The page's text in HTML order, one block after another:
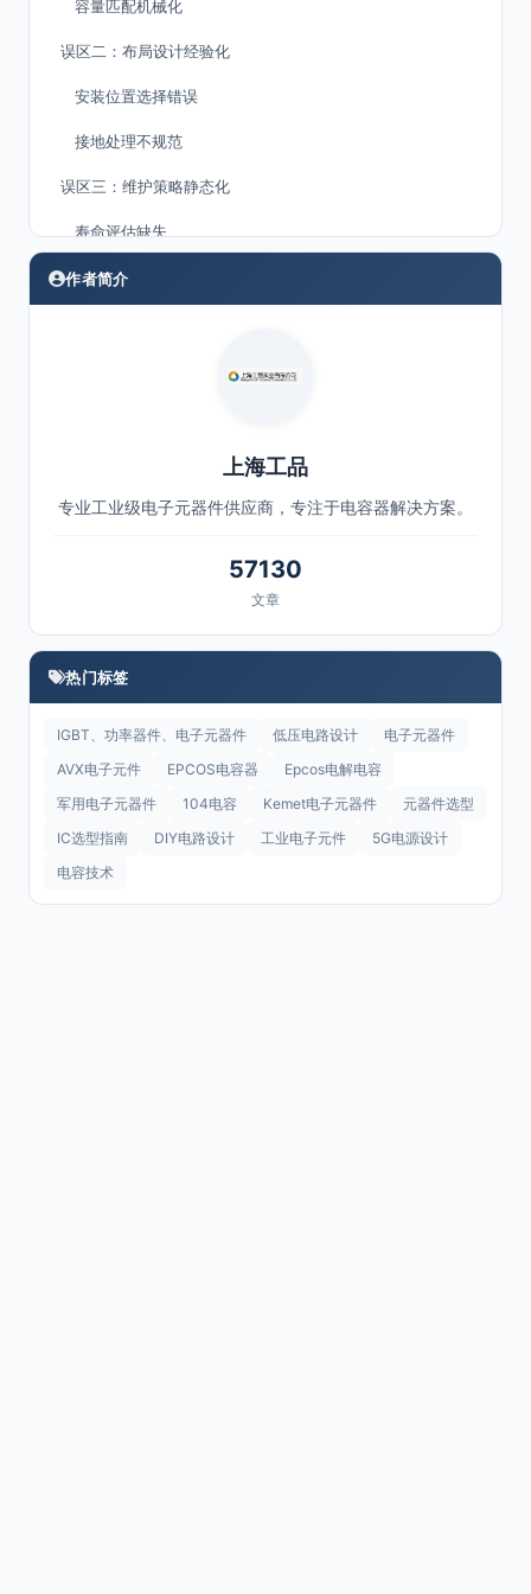
容量匹配机械化
误区二：布局设计经验化
安装位置选择错误
接地处理不规范
误区三：维护策略静态化
寿命评估缺失
环境适应性忽视
作者简介
上海工品
专业工业级电子元器件供应商，专注于电容器解决方案。
57130
文章
热门标签
IGBT、功率器件、电子元器件 低压电路设计
电子元器件
AVX电子元件
EPCOS电容器
Epcos电解电容
军用电子元器件
104电容 Kemet电子元器件
元器件选型
IC选型指南
DIY电路设计 工业电子元件
5G电源设计
电容技术